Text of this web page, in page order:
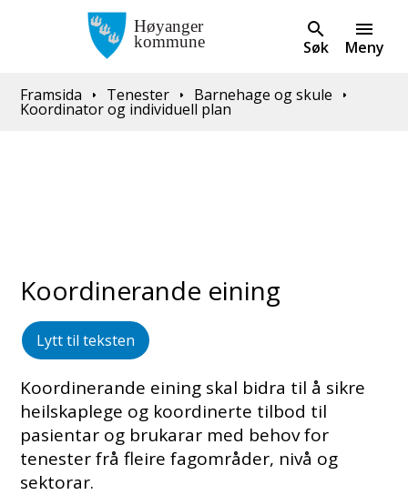
Søk Meny
Du er her:
Framsida Tenester Barnehage og skule
Koordinator og individuell plan
Koordinerande eining
Lytt til teksten
Koordinerande eining skal bidra til å sikre
heilskaplege og koordinerte tilbod til
pasientar og brukarar med behov for
tenester frå fleire fagområder, nivå og
sektorar.